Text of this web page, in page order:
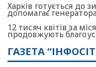
Харків готується до
допомагає
12 тисяч квітів за
продовжують
ГАЗЕТА